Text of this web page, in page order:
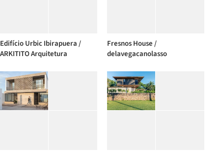
Edifício Urbic Ibirapuera /
ARKITITO Arquitetura
Fresnos House /
delavegacanolasso